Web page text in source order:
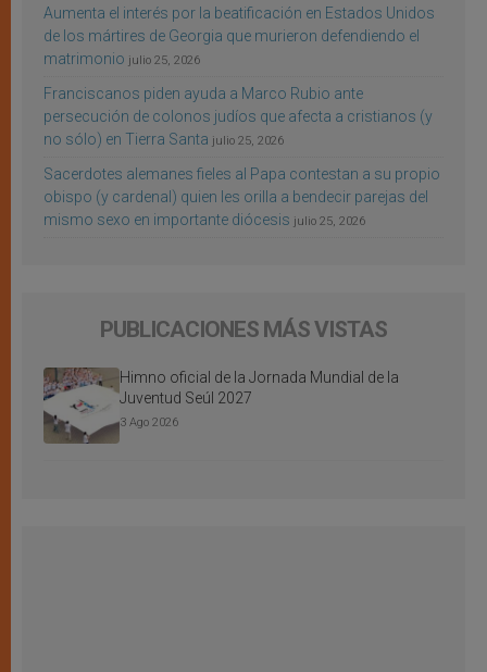
Aumenta el interés por la beatificación en Estados Unidos
de los mártires de Georgia que murieron defendiendo el
matrimonio julio 25, 2026
Franciscanos piden ayuda a Marco Rubio ante
persecución de colonos judíos que afecta a cristianos (y
no sólo) en Tierra Santa julio 25, 2026
Sacerdotes alemanes fieles al Papa contestan a su propio
obispo (y cardenal) quien les orilla a bendecir parejas del
mismo sexo en importante diócesis julio 25, 2026
PUBLICACIONES MÁS VISTAS
Himno oficial de la Jornada Mundial de la
Juventud Seúl 2027
3 Ago 2026